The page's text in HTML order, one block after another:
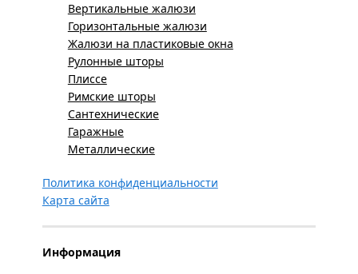
Вертикальные жалюзи
Горизонтальные жалюзи
Жалюзи на пластиковые окна
Рулонные шторы
Плиссе
Римские шторы
Сантехнические
Гаражные
Металлические
Политика конфиденциальности
Карта сайта
Информация